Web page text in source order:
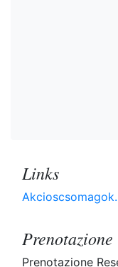
Links
Prenotazione
Prenotazione